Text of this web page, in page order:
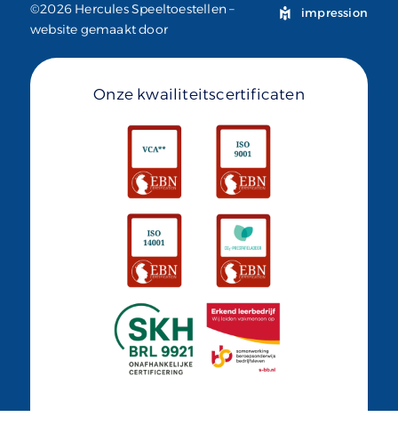
©2026 Hercules Speeltoestellen –
website gemaakt door
impression
Onze kwailiteitscertificaten